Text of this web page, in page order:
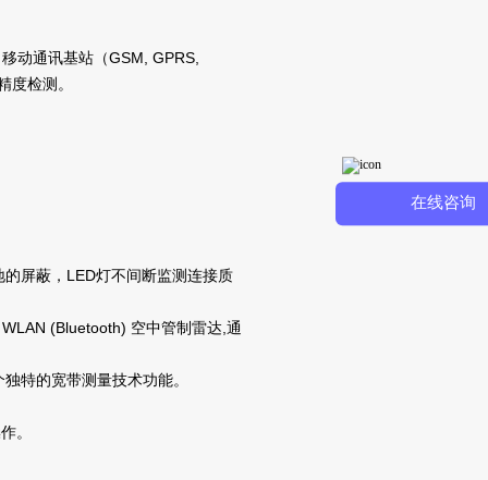
动通讯基站（GSM, GPRS,
度检测。
屏蔽，LED灯不间断监测连接质
(Bluetooth) 空中管制雷达,通
特的宽带测量技术功能。
。
在线咨询